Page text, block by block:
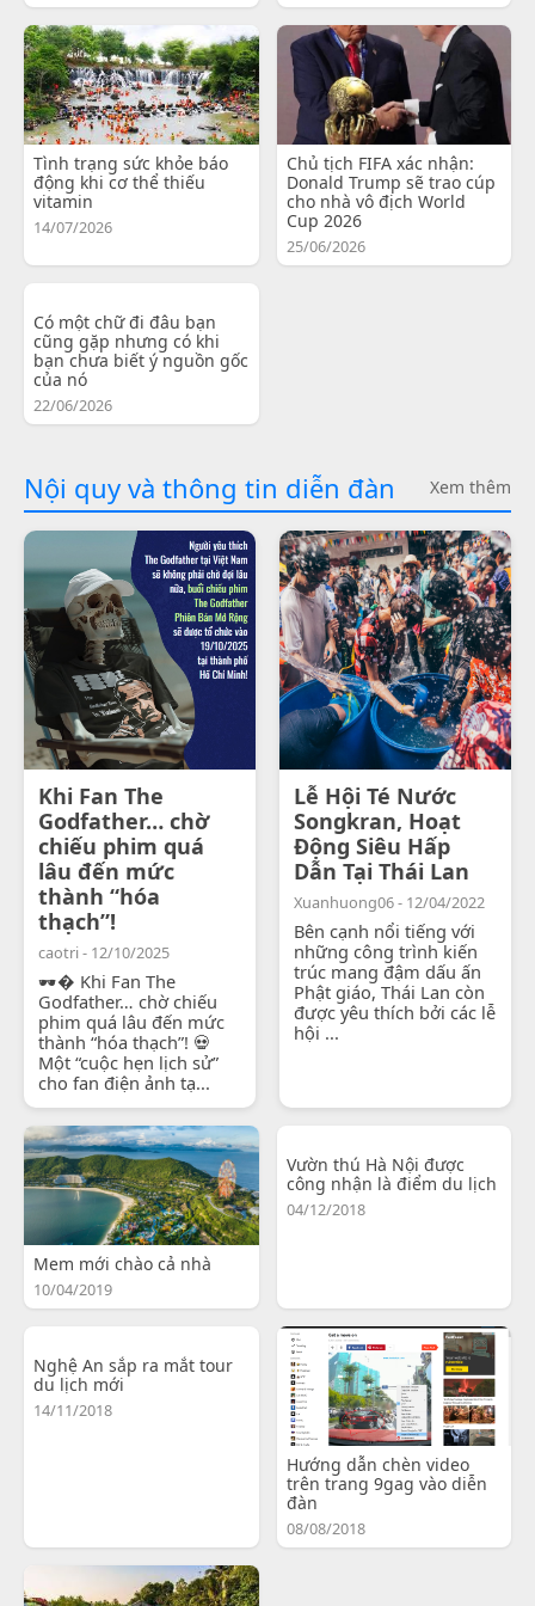
Tình trạng sức khỏe báo
động khi cơ thể thiếu
vitamin
14/07/2026
Chủ tịch FIFA xác nhận:
Donald Trump sẽ trao cúp
cho nhà vô địch World
Cup 2026
25/06/2026
Có một chữ đi đâu bạn
cũng gặp nhưng có khi
bạn chưa biết ý nguồn gốc
của nó
22/06/2026
Nội quy và thông tin diễn đàn Xem thêm
Khi Fan The
Godfather… chờ
chiếu phim quá
lâu đến mức
thành “hóa
thạch”!
caotri - 12/10/2025
🕶� Khi Fan The
Godfather… chờ chiếu
phim quá lâu đến mức
thành “hóa thạch”! 💀
Một “cuộc hẹn lịch sử”
cho fan điện ảnh tạ...
Lễ Hội Té Nước
Songkran, Hoạt
Động Siêu Hấp
Dẫn Tại Thái Lan
Xuanhuong06 - 12/04/2022
Bên cạnh nổi tiếng với
những công trình kiến
trúc mang đậm dấu ấn
Phật giáo, Thái Lan còn
được yêu thích bởi các lễ
hội ...
Mem mới chào cả nhà
10/04/2019
Vườn thú Hà Nội được
công nhận là điểm du lịch
04/12/2018
Nghệ An sắp ra mắt tour
du lịch mới
14/11/2018
Hướng dẫn chèn video
trên trang 9gag vào diễn
đàn
08/08/2018